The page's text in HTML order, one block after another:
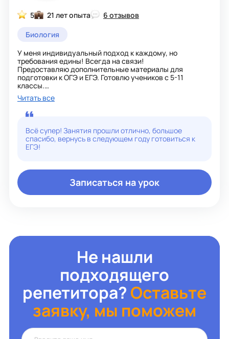
5 21 лет опыта
6 отзывов
Биология
У меня индивидуальный подход к каждому, но
требования едины! Всегда на связи!
Предоставляю дополнительные материалы для
подготовки к ОГЭ и ЕГЭ. Готовлю учеников с 5-11
классы.
Требовательна.
Структурированные уроки, объяснения и реализация
сложных тем в увлекательном формате.
Глубокое погружение в суть проблемы и разработка
логического мышления.
Читать все
Всё супер! Занятия прошли отлично, большое
спасибо, вернусь в следующем году готовиться к
ЕГЭ!
Записаться на урок
Не нашли
подходящего
репетитора? Оставьте
заявку, мы поможем